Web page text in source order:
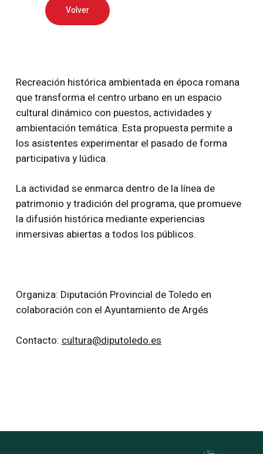
Volver
Recreación histórica ambientada en época romana
que transforma el centro urbano en un espacio
cultural dinámico con puestos, actividades y
ambientación temática. Esta propuesta permite a
los asistentes experimentar el pasado de forma
participativa y lúdica.
La actividad se enmarca dentro de la línea de
patrimonio y tradición del programa, que promueve
la difusión histórica mediante experiencias
inmersivas abiertas a todos los públicos.
Organiza: Diputación Provincial de Toledo en
colaboración con el Ayuntamiento de Argés
Contacto: cultura@diputoledo.es